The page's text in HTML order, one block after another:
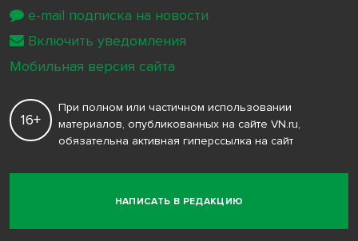
НАПИСАТЬ В РЕДАКЦИЮ
16+
При полном или частичном использовании
материалов, опубликованных на сайте VN.ru,
обязательна активная гиперссылка на сайт
e-mail подписка на новости
Включить уведомления
Мобильная версия сайта